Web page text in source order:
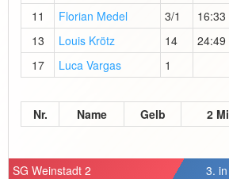
11
Florian Medel 3/1
16:33
13
Louis Krötz 14
24:49
17
Luca Vargas 1
Nr. Name Gelb 2
SG Weinstadt 2 3.